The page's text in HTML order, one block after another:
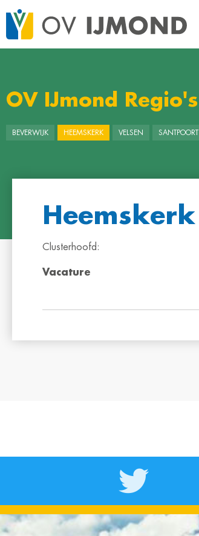
OV IJmond Regio's
BEVERWIJK HEEMSKERK VELSEN SANTPOORT
Heemskerk
Clusterhoofd:
Vacature